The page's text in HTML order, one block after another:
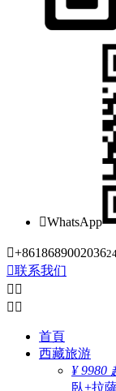
WhatsApp
+8618689002036
联系我们
 
 
首頁
西藏旅游
¥ 9980
臥+拉